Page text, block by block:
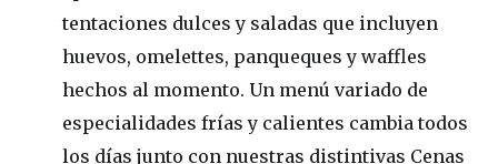
tentaciones dulces y saladas que incluyen
huevos, omelettes, panqueques y waffles
hechos al momento. Un menú variado de
especialidades frías y calientes cambia todos
los días junto con nuestras distintivas Cenas